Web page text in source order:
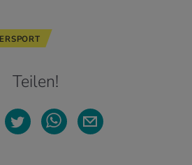
Teilen!